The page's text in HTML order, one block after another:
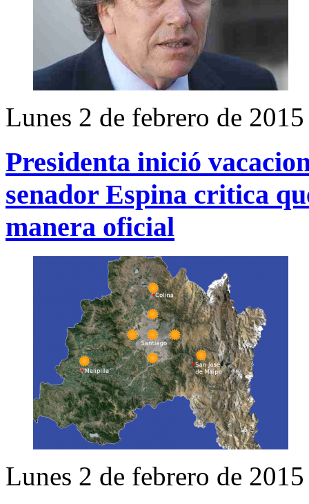
Lunes 2 de febrero de 2015
Presidenta inició
senador Espina critica
manera oficial
Lunes 2 de febrero de 2015